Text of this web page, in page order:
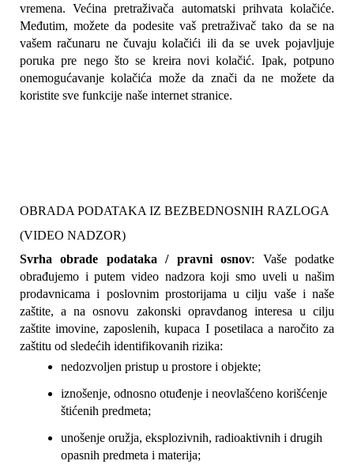
vremena. Većina pretraživača automatski prihvata kolačiće.
Međutim, možete da podesite vaš pretraživač tako da se na
vašem računaru ne čuvaju kolačići ili da se uvek pojavljuje
poruka pre nego što se kreira novi kolačić. Ipak, potpuno
onemogućavanje kolačića može da znači da ne možete da
koristite sve funkcije naše internet stranice.
OBRADA PODATAKA IZ BEZBEDNOSNIH RAZLOGA
(VIDEO NADZOR)
Svrha obrade podataka / pravni osnov: Vaše podatke
obrađujemo i putem video nadzora koji smo uveli u našim
prodavnicama i poslovnim prostorijama u cilju vaše i naše
zaštite, a na osnovu zakonski opravdanog interesa u cilju
zaštite imovine, zaposlenih, kupaca I posetilaca a naročito za
zaštitu od sledećih identifikovanih rizika:
nedozvoljen pristup u prostore i objekte;
iznošenje, odnosno otuđenje i neovlašćeno korišćenje
štićenih predmeta;
unošenje oružja, eksplozivnih, radioaktivnih i drugih
opasnih predmeta i materija;